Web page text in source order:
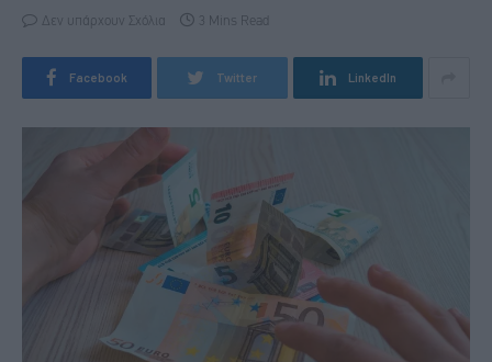
Δεν υπάρχουν Σχόλια 3 Mins Read
Facebook Twitter LinkedIn